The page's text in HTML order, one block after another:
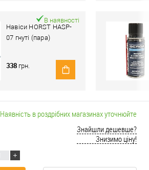
Навіси HORST HASP-
07 гнуті (пара)
В наявності
338 грн.
Наявність в роздрібних магазинах уточнюйте
Знайшли дешевше?
Знизимо ціну!